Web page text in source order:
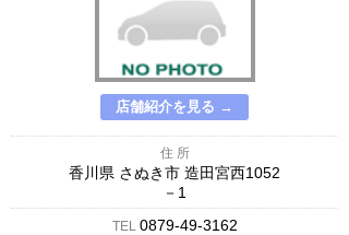
店舗紹介を見る →
住 所
香川県 さぬき市 造田宮西1052
－1
TEL 0879-49-3162